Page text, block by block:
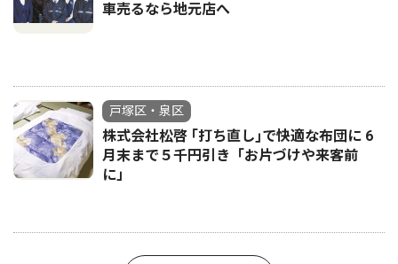
車売るなら地元店へ
戸塚区・泉区
株式会社松啓 ｢打ち直し｣で快適な布団に 6
月末まで５千円引き「お片づけや来客前
に」